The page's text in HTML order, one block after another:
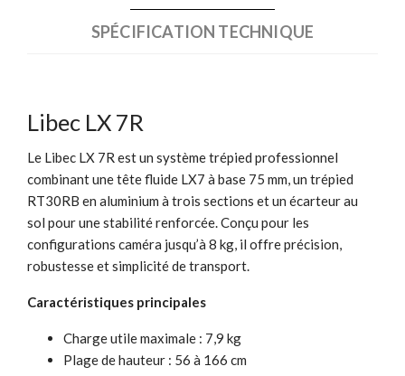
SPÉCIFICATION TECHNIQUE
Libec LX 7R
Le Libec LX 7R est un système trépied professionnel
combinant une tête fluide LX7 à base 75 mm, un trépied
RT30RB en aluminium à trois sections et un écarteur au
sol pour une stabilité renforcée. Conçu pour les
configurations caméra jusqu’à 8 kg, il offre précision,
robustesse et simplicité de transport.
Caractéristiques principales
Charge utile maximale : 7,9 kg
Plage de hauteur : 56 à 166 cm